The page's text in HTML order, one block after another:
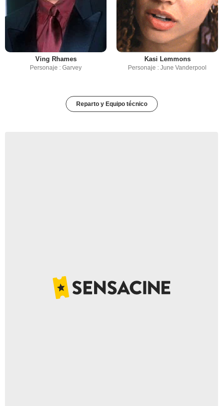
Ving Rhames
Personaje : Garvey
Kasi Lemmons
Personaje : June Vanderpool
Reparto y Equipo técnico